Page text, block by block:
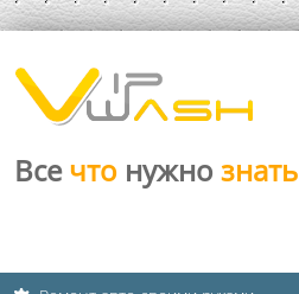
Все что нужно знать